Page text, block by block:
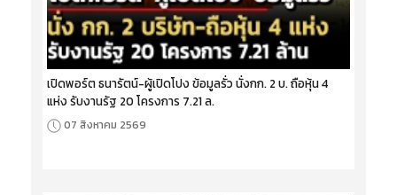
เปิดพอร์ต ธนารัตน์-ผู้เปิดโปง ข้อมูลรั่ว นั่งกก. 2 บ. ถือหุ้น 4
แห่ง รับงานรัฐ 20 โครงการ 7.21 ล.
07 สิงหาคม 2569